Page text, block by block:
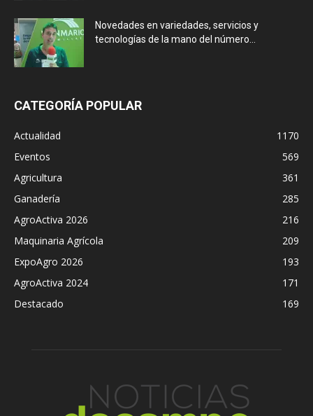
Novedades en variedades, servicios y
tecnologías de la mano del número...
CATEGORÍA POPULAR
Actualidad
1170
Eventos
569
Agricultura
361
Ganadería
285
AgroActiva 2026
216
Maquinaria Agrícola
209
ExpoAgro 2026
193
AgroActiva 2024
171
Destacado
169